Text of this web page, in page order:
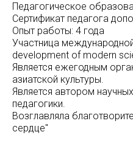
Педагогическое
Сертификат педагога
Опыт работы: 4 года
Участница
development of modern
Является ежегодным
азиатской культуры.
Является автором
педагогики.
Возглавляла
сердце"